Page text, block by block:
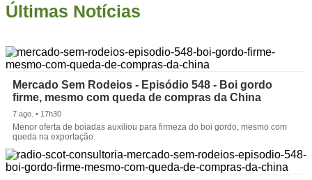
Últimas Notícias
Mercado Sem Rodeios - Episódio 548 - Boi gordo
firme, mesmo com queda de compras da China
7 ago. • 17h30
Menor oferta de boiadas auxiliou para firmeza do boi gordo, mesmo com
queda na exportação.